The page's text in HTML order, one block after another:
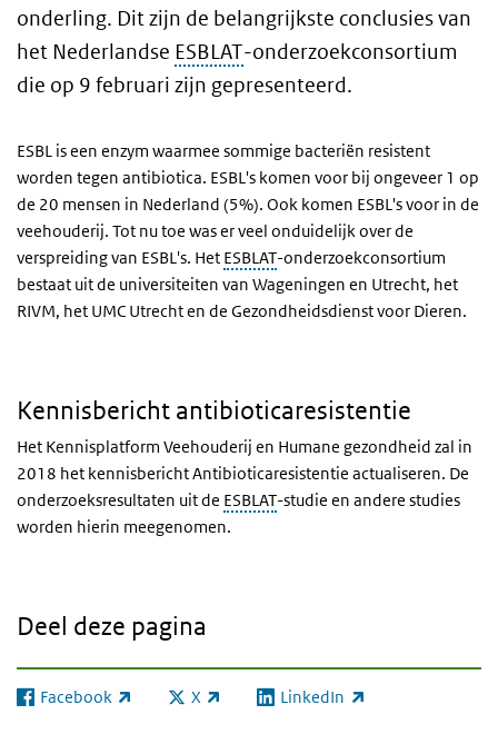
onderling. Dit zijn de belangrijkste conclusies van
het Nederlandse ESBLAT-onderzoekconsortium
die op 9 februari zijn gepresenteerd.
ESBL is een enzym waarmee sommige bacteriën resistent
worden tegen antibiotica. ESBL's komen voor bij ongeveer 1 op
de 20 mensen in Nederland (5%). Ook komen ESBL's voor in de
veehouderij. Tot nu toe was er veel onduidelijk over de
verspreiding van ESBL's. Het ESBLAT-onderzoekconsortium
bestaat uit de universiteiten van Wageningen en Utrecht, het
RIVM, het UMC Utrecht en de Gezondheidsdienst voor Dieren.
Kennisbericht antibioticaresistentie
Het Kennisplatform Veehouderij en Humane gezondheid zal in
2018 het kennisbericht Antibioticaresistentie actualiseren. De
onderzoeksresultaten uit de ESBLAT-studie en andere studies
worden hierin meegenomen.
Deel deze pagina
Facebook
(externe link) X
(externe link) LinkedIn
(externe link)